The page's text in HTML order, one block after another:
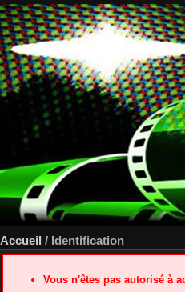
Accueil / Identification
Vous n'êtes pas autorisé à